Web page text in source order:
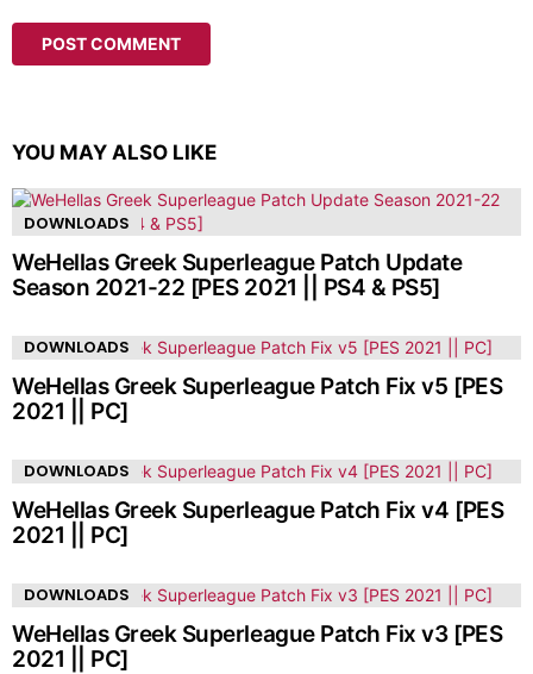
YOU MAY ALSO LIKE
DOWNLOADS
WeHellas Greek Superleague Patch Update
Season 2021-22 [PES 2021 || PS4 & PS5]
DOWNLOADS
WeHellas Greek Superleague Patch Fix v5 [PES
2021 || PC]
DOWNLOADS
WeHellas Greek Superleague Patch Fix v4 [PES
2021 || PC]
DOWNLOADS
WeHellas Greek Superleague Patch Fix v3 [PES
2021 || PC]